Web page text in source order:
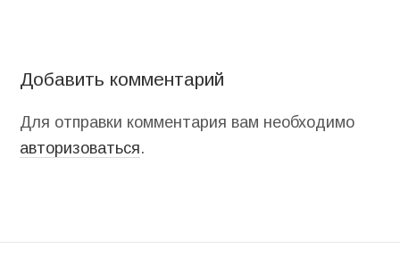
Добавить комментарий
Для отправки комментария вам необходимо
авторизоваться.